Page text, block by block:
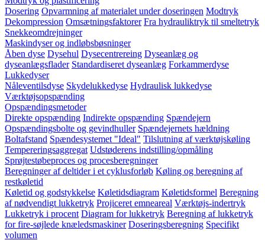
Dosering Opvarmning af materialet under doseringen Modtryk
Dekompression Omsætningsfaktorer Fra hydrauliktryk til smeltetryk
Snekkeomdrejninger
Maskindyser og indløbsbøsninger
Åben dyse Dysehul Dysecentrereing Dyseanlæg og
dyseanlægsflader Standardiseret dyseanlæg Forkammerdyse
Lukkedyser
Nåleventilsdyse Skydelukkedyse Hydraulisk lukkedyse
Værktøjsopspænding
Opspændingsmetoder
Direkte opspænding Indirekte opspænding Spændejern
Opspændingsbolte og gevindhuller Spændejernets hældning
Boltafstand Spændesystemet "Ideal" Tilslutning af værktøjskøling
Tempereringsaggregat Udstøderens indstilling/opmåling
Sprøjtestøbeproces og procesberegninger
Beregninger af deltider i et cyklusforløb Køling og beregning af
restkøletid
Køletid og godstykkelse Køletidsdiagram Køletidsformel Beregning
af nødvendigt lukketryk Projiceret emneareal Værktøjs-indertryk
Lukketryk i procent Diagram for lukketryk Beregning af lukketryk
for fire-søjlede knæledsmaskiner Doseringsberegning Specifikt
volumen